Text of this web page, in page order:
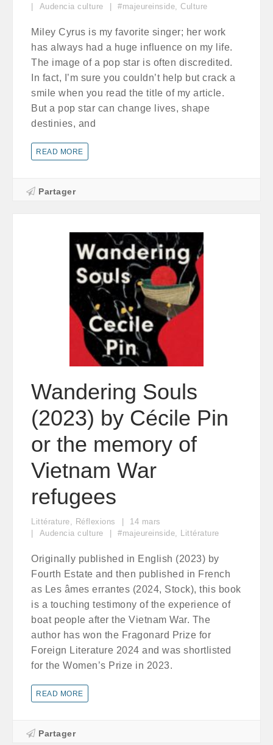
Audencia culture
#majeureinside Culture
Miley Cyrus is my favorite singer; her work
has always had a huge influence on my life.
The image of a pop star is often discredited.
In fact, I’m sure you couldn’t help but crack a
smile when you read the title of my article.
But a pop star can change lives, shape
destinies, and
READ MORE
Partager
Wandering Souls
(2023) by Cécile Pin
or the memory of
Vietnam War
refugees
Littérature Réflexions 14 mars
Audencia culture
#majeureinside Littérature
Originally published in English (2023) by
Fourth Estate and then published in French
as Les âmes errantes (2024, Stock), this book
is a touching testimony of the experience of
boat people after the Vietnam War. The
author has won the Fragonard Prize for
Foreign Literature 2024 and was shortlisted
for the Women’s Prize in 2023.
READ MORE
Partager